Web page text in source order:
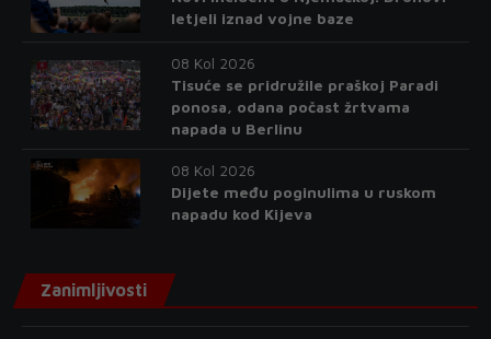
letjeli iznad vojne baze
08 Kol 2026
Tisuće se pridružile praškoj Paradi
ponosa, odana počast žrtvama
napada u Berlinu
08 Kol 2026
Dijete među poginulima u ruskom
napadu kod Kijeva
Zanimljivosti